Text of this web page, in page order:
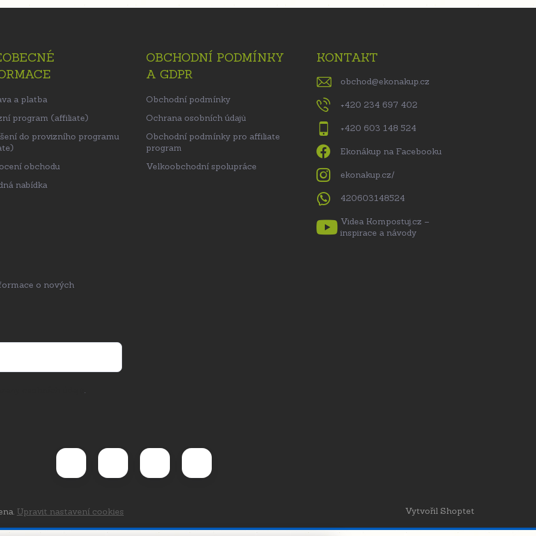
a platba
program (affiliate)
do provizního programu
obchodu
nabídka
OBCHODNÍ PODMÍNKY
A GDPR
Obchodní podmínky
Ochrana osobních údajů
Obchodní podmínky pro affiliate
program
Velkoobchodní spolupráce
KONTAKT
obchod@ekonakup.cz
+420 234 697 402
+420 603 148 524
Ekonákup na Facebooku
ekonakup.cz/
420603148524
Videa Kompostuj.cz –
inspirace a návody
o nových
.
Vytvořil Shoptet
Upravit nastavení cookies